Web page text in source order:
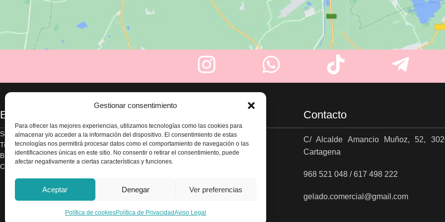
Gestionar consentimiento
Para ofrecer las mejores experiencias, utilizamos tecnologías como las cookies para
almacenar y/o acceder a la información del dispositivo. El consentimiento de estas
tecnologías nos permitirá procesar datos como el comportamiento de navegación o las
identificaciones únicas en este sitio. No consentir o retirar el consentimiento, puede
afectar negativamente a ciertas características y funciones.
Aceptar Denegar Ver preferencias
Política de cookiesPolítica de PrivacidadAviso Legal
Enlaces
Sobre nosotros
Tienda
Blog
Contacte con nosotros
Aviso legal
Política de privacidad
Términos y condiciones
Envío y devoluciones
Política de cookies
Contacto
C/ Alcalde Amancio Muñoz, 52,
Cartagena
968 521 048 / 617 498 222
gelado.comercial@gmail.com